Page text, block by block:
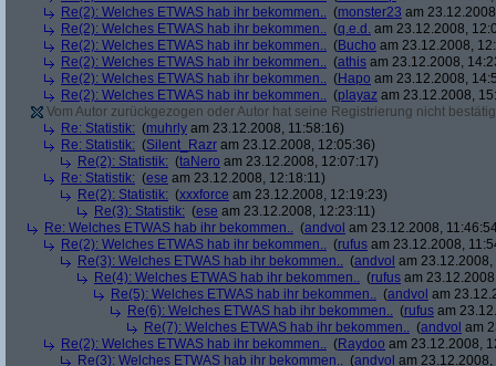
Re(2): Welches ETWAS hab ihr bekommen.. (monster23 am
Re(2): Welches ETWAS hab ihr bekommen.. (q.e.d. am 23.12.2008,
Re(2): Welches ETWAS hab ihr bekommen.. (Bucho am 23.12.2008,
Re(2): Welches ETWAS hab ihr bekommen.. (athis am 23.12.2008,
Re(2): Welches ETWAS hab ihr bekommen.. (Hapo am 23.12.2008,
Re(2): Welches ETWAS hab ihr bekommen.. (playaz am 23.12.2008,
Vom Autor zurückgezogen oder Autor hat seine Registrierung nicht
Re: Statistik: (muhrly am 23.12.2008, 11:58:16)
Re: Statistik: (Silent_Razr am 23.12.2008, 12:05:36)
Re(2): Statistik: (taNero am 23.12.2008, 12:07:17)
Re: Statistik: (ese am 23.12.2008, 12:18:11)
Re(2): Statistik: (xxxforce am 23.12.2008, 12:19:23)
Re(3): Statistik: (ese am 23.12.2008, 12:23:11)
Re: Welches ETWAS hab ihr bekommen.. (andvol am 23.12.2008,
Re(2): Welches ETWAS hab ihr bekommen.. (rufus am 23.12.2008,
Re(3): Welches ETWAS hab ihr bekommen.. (andvol am
Re(4): Welches ETWAS hab ihr bekommen.. (rufus am
Re(5): Welches ETWAS hab ihr bekommen.. (andvol am
Re(6): Welches ETWAS hab ihr bekommen.. (rufus am
Re(7): Welches ETWAS hab ihr bekommen.. (andvol am
Re(2): Welches ETWAS hab ihr bekommen.. (Raydoo am 23.12.2008,
Re(3): Welches ETWAS hab ihr bekommen.. (andvol am